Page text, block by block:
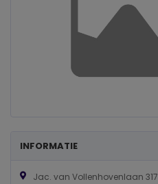
INFORMATIE
Jac. van Vollenhovenlaan 317